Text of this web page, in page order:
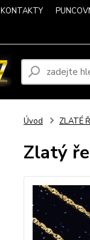
KONTAKTY
Úvod ZLATÉ
Zlatý